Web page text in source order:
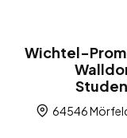
Wichtel-
64546